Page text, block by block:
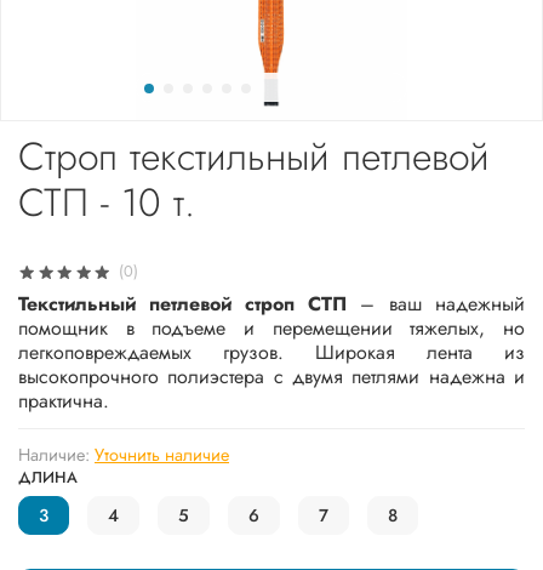
(0)
Наличие: Уточнить наличие
Строп текстильный петлевой
СТП - 10 т.
ДЛИНА
3 4 5 6 7 8
Текстильный петлевой строп СТП – ваш надежный
помощник в подъеме и перемещении тяжелых, но
легкоповреждаемых грузов. Широкая лента из
высокопрочного полиэстера с двумя петлями надежна и
практична.